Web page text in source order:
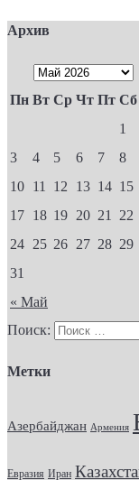
Архив
Пн Вт Ср Чт Пт Сб
« Май
1
3
4 5 6 7 8
10 11 12 13 14 15
17 18 19 20 21 22
24 25 26 27 28 29
31
Поиск:
Метки
Азербайджан Армения
Евразия Иран